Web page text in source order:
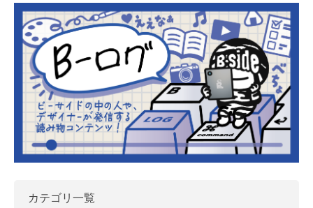
カテゴリ一覧